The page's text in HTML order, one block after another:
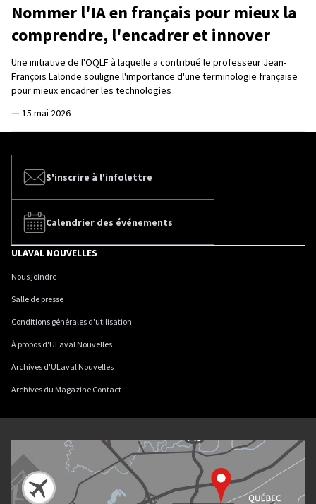
Nommer l'IA en français pour mieux la
comprendre, l'encadrer et innover
Une initiative de l'OQLF à laquelle a contribué le professeur Jean-
François Lalonde souligne l'importance d'une terminologie française
pour mieux encadrer les technologies
— 15 mai 2026
S'inscrire à l'infolettre
Calendrier des événements
ULAVAL NOUVELLES
Nous joindre
Salle de presse
Conditions générales d'utilisation
À propos d'ULaval Nouvelles
Archives d'ULaval Nouvelles
Archives du Magazine Contact